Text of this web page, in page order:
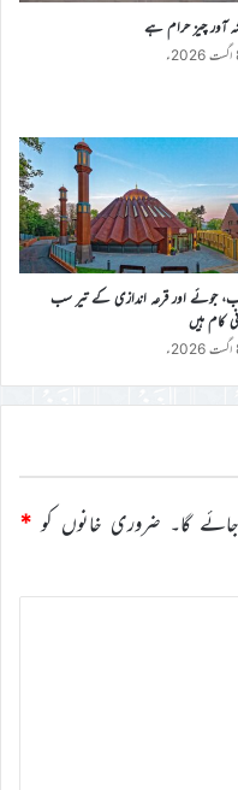
آور چیز حرام ہے
جوئے اور قرعہ اندازی کے تیر سب
کام ہیں
گا۔ ضروری خانوں کو *